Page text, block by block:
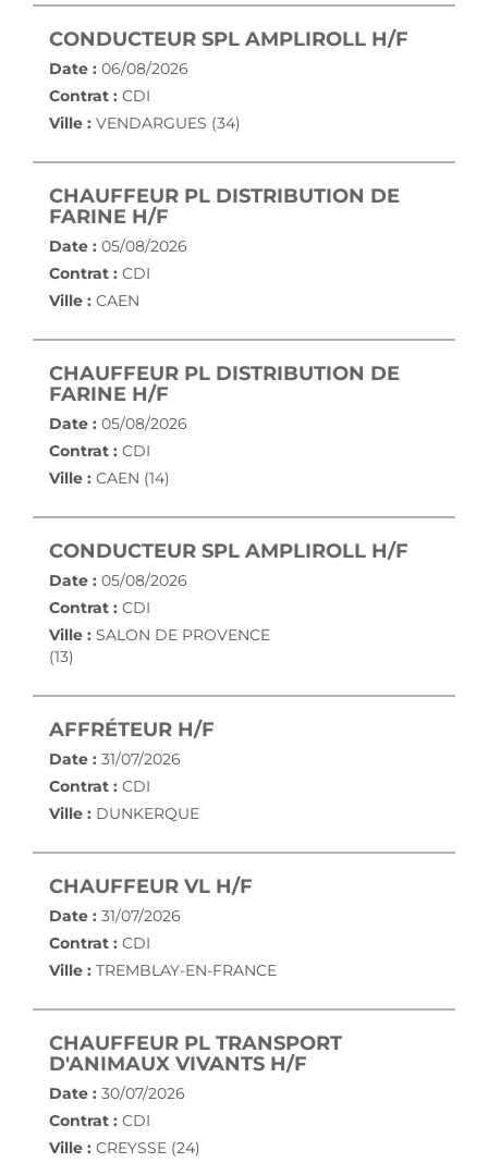
CONDUCTEUR SPL AMPLIROLL H/F
Date : 06/08/2026
Contrat : CDI
Ville : VENDARGUES (34)
CHAUFFEUR PL DISTRIBUTION DE
FARINE H/F
Date : 05/08/2026
Contrat : CDI
Ville : CAEN
CHAUFFEUR PL DISTRIBUTION DE
FARINE H/F
Date : 05/08/2026
Contrat : CDI
Ville : CAEN (14)
CONDUCTEUR SPL AMPLIROLL H/F
Date : 05/08/2026
Contrat : CDI
Ville : SALON DE PROVENCE
(13)
AFFRÉTEUR H/F
Date : 31/07/2026
Contrat : CDI
Ville : DUNKERQUE
CHAUFFEUR VL H/F
Date : 31/07/2026
Contrat : CDI
Ville : TREMBLAY-EN-FRANCE
CHAUFFEUR PL TRANSPORT
D'ANIMAUX VIVANTS H/F
Date : 30/07/2026
Contrat : CDI
Ville : CREYSSE (24)